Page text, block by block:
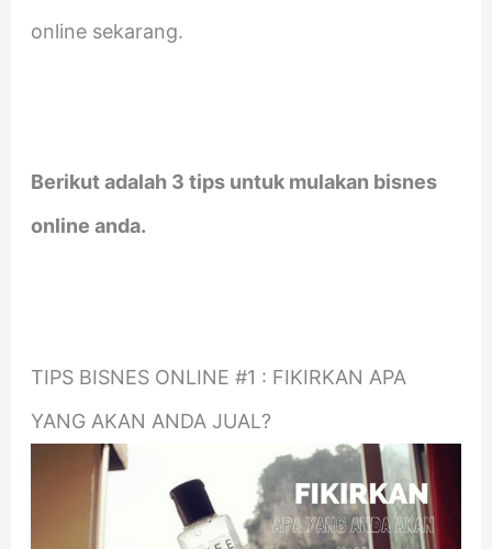
online sekarang.
Berikut adalah 3 tips untuk mulakan bisnes
online anda.
TIPS BISNES ONLINE #1 : FIKIRKAN APA
YANG AKAN ANDA JUAL?